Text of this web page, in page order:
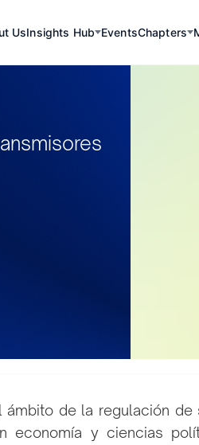
UsInsights Hub EventsChapters
ámbito de la regulación
economía y ciencias